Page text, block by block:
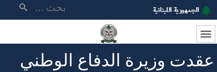
تجاوز
إلى
المحتوى
الرئيسي
عقدت وزيرة الدفاع الوطني